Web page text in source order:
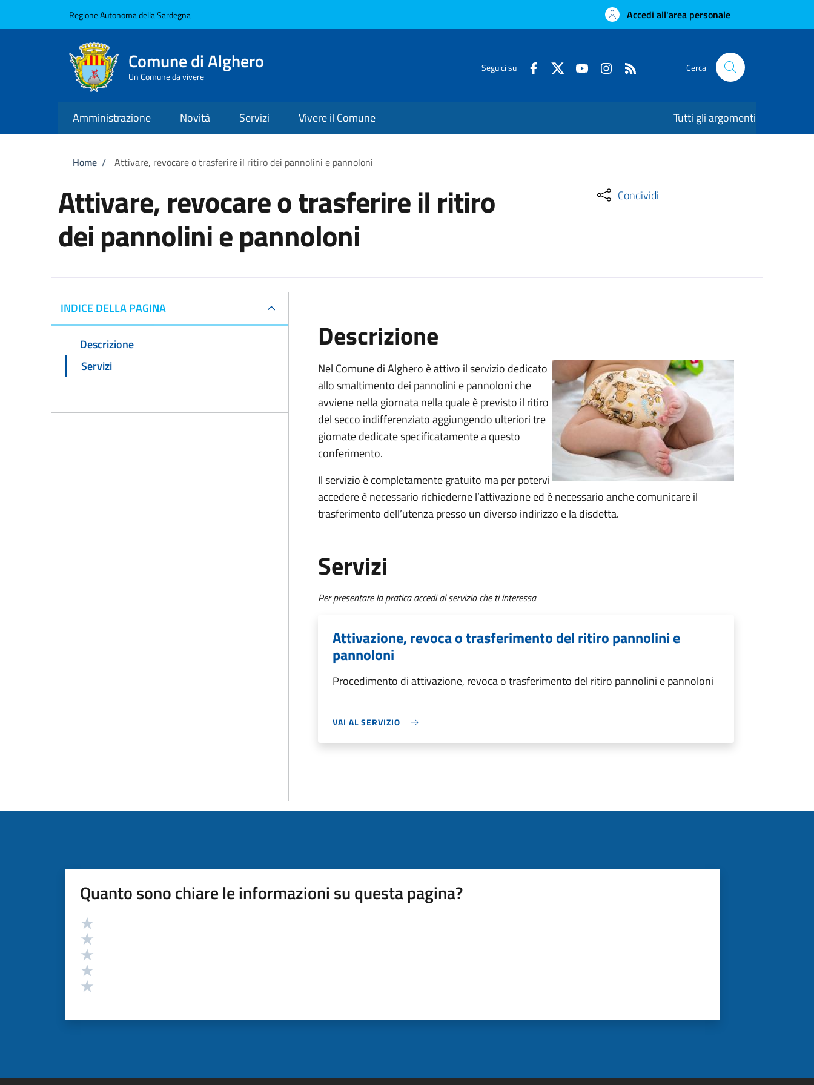
Regione Autonoma della Sardegna Accedi all'area personale
Comune di Alghero
Un Comune da vivere
Seguici su Cerca
Amministrazione Novità Servizi Vivere il Comune Tutti gli argomenti
Briciole di pane
Home / Attivare, revocare o trasferire il ritiro dei pannolini e pannoloni
Attivare, revocare o trasferire il ritiro
dei pannolini e pannoloni
Condividi
INDICE DELLA PAGINA
Descrizione
Servizi
Descrizione
Nel Comune di Alghero è attivo il servizio dedicato
allo smaltimento dei pannolini e pannoloni che
avviene nella giornata nella quale è previsto il ritiro
del secco indifferenziato aggiungendo ulteriori tre
giornate dedicate specificatamente a questo
conferimento.
Il servizio è completamente gratuito ma per potervi
accedereè necessario richiederne l’attivazione ed è necessario anche comunicareil
trasferimento dell’utenza presso un diverso indirizzo e la disdetta.
Servizi
Per presentare la pratica accedi al servizio che ti interessa
Attivazione, revoca o trasferimento del ritiro pannolini e
pannoloni
Procedimento di attivazione, revoca o trasferimento del ritiro pannolini e pannoloni
VAI AL SERVIZIO
Quanto sono chiare le informazioni su questa pagina?
Valutazione